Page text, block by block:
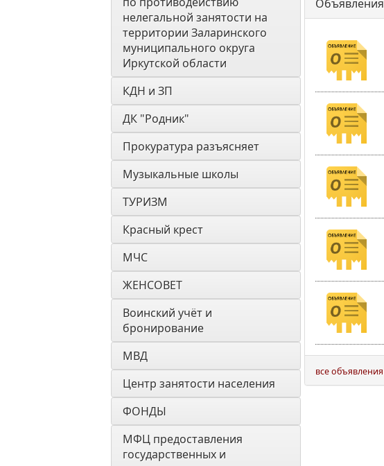
нелегальной занятости на
территории Заларинского
муниципального округа
Иркутской области
КДН и ЗП
ДК "Родник"
Прокуратура разъясняет
Музыкальные школы
ТУРИЗМ
Красный крест
МЧС
ЖЕНСОВЕТ
Воинский учёт и
бронирование
МВД
Центр занятости населения
ФОНДЫ
МФЦ предоставления
государственных и
Объявления
все объявления